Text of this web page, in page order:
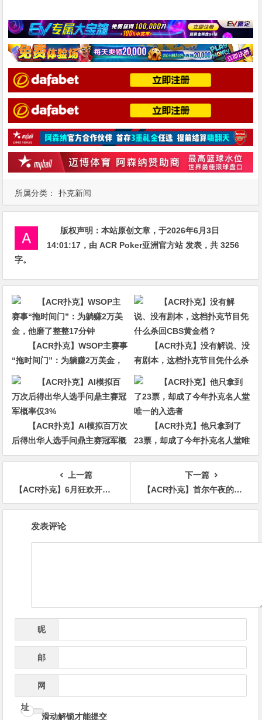
所属分类： 扑克新闻
版权声明：本站原创文章，于2026年6月3日
14:01:17 ，由ACR Poker亚洲官方站 发表，共 3256
字。
【ACR扑克】WSOP主赛事
“拖时间门”：为躺赚2万美金，
他磨了整整17分钟
【ACR扑克】没有解说、没
有剧本，这档扑克节目凭什么杀
回CBS黄金档？
【ACR扑克】AI模拟百万次
后得出华人选手问鼎主赛冠军概
率仅3%
【ACR扑克】他只拿到了
23票，却成了今年扑克名人堂唯
一的入选者
上一篇
【ACR扑克】6月狂欢开启：$1200万美金现金雨，全游戏都能赢！
下一篇
【ACR扑克】首尔午夜的悖论：全民禁令之下，为何遍地扑克高手？
发表评论
昵
邮
网
址
滑动解锁才能提交